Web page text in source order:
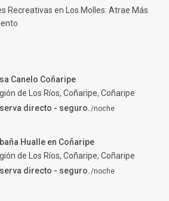
Recreativas en Los Molles: Atrae Más
Canelo Coñaripe
de Los Ríos, Coñaripe, Coñaripe
directo - seguro./noche
Hualle en Coñaripe
de Los Ríos, Coñaripe, Coñaripe
directo - seguro./noche